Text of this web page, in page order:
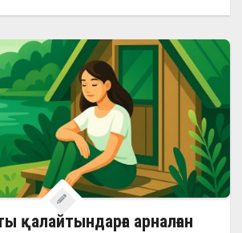
қалайтындарға арналған